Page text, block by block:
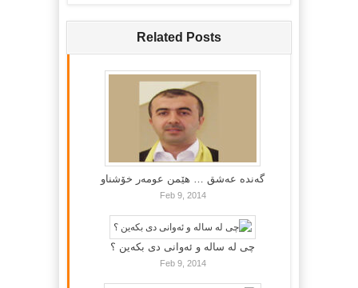
Related Posts
گه‌نده‌ عه‌شق … هێمن عومه‌ر خۆشناو
Feb 9, 2014
چی لە سالە و ئەوانی دی بكەین ؟
Feb 9, 2014